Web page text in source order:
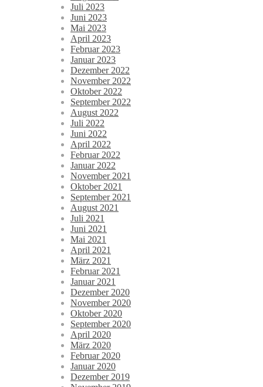
Juli 2023
Juni 2023
Mai 2023
April 2023
Februar 2023
Januar 2023
Dezember 2022
November 2022
Oktober 2022
September 2022
August 2022
Juli 2022
Juni 2022
April 2022
Februar 2022
Januar 2022
November 2021
Oktober 2021
September 2021
August 2021
Juli 2021
Juni 2021
Mai 2021
April 2021
März 2021
Februar 2021
Januar 2021
Dezember 2020
November 2020
Oktober 2020
September 2020
April 2020
März 2020
Februar 2020
Januar 2020
Dezember 2019